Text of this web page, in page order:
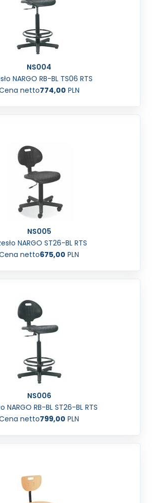
NS004
NARGO RB-BL TS06 RTS
netto774,00 PLN
NS005
NARGO ST26-BL RTS
netto675,00 PLN
NS006
NARGO RB-BL ST26-BL RTS
netto799,00 PLN